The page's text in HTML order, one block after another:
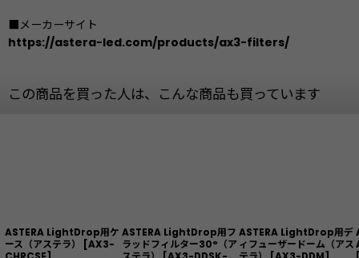
■メーカーサイト
https://astera-led.com/products/ax3-filters/
この商品を買った人は、こんな商品も買っています
ASTERA LightDrop用ケ
ース（アステラ）
[AX3-
ASTERA LightDrop用フ
ラッドフィルター30°（ア
ASTERA LightDrop用デ
ィフューザードーム（アス